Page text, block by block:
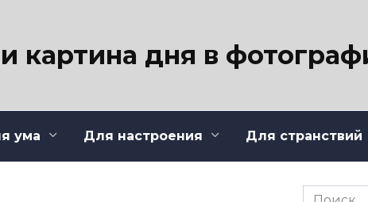
картина дня в
ума Для настроения Для странствий
Search